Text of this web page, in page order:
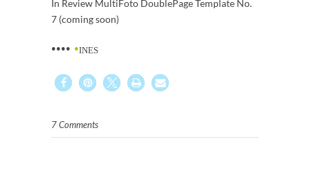
In Review MultiFoto DoublePage Template No.
7 (coming soon)
•••• •INES
7 Comments